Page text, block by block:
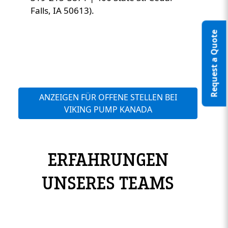
Request a Quote
Falls, IA 50613).
ANZEIGEN FÜR OFFENE STELLEN BEI
VIKING PUMP KANADA
ERFAHRUNGEN
UNSERES TEAMS